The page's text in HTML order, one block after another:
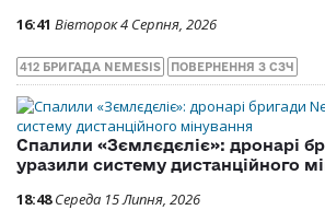
16:41 Вівторок 4 Серпня, 2026
412 БРИГАДА NEMESIS ПОВЕРНЕННЯ З СЗЧ
Спалили «Зємлєдєліє»: дронарі
уразили систему дистанційного
18:48 Середа 15 Липня, 2026